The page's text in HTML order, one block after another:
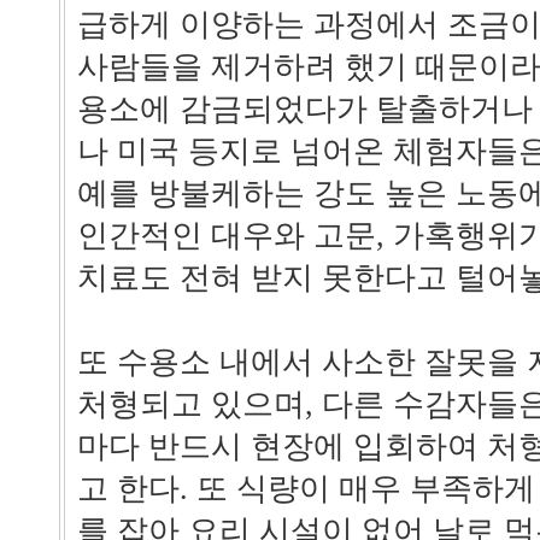
급하게 이양하는 과정에서 조금
사람들을 제거하려 했기 때문이
용소에 감금되었다가 탈출하거
나 미국 등지로 넘어온 체험자들
예를 방불케하는 강도 높은 노동
인간적인 대우와 고문, 가혹행위
치료도 전혀 받지 못한다고 털어
또 수용소 내에서 사소한 잘못을
처형되고 있으며, 다른 수감자들
마다 반드시 현장에 입회하여 처
고 한다. 또 식량이 매우 부족하
를 잡아 요리 시설이 없어 날로